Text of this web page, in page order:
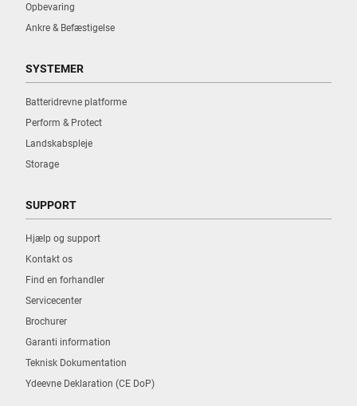
Opbevaring
Ankre & Befæstigelse
SYSTEMER
Batteridrevne platforme
Perform & Protect
Landskabspleje
Storage
SUPPORT
Hjælp og support
Kontakt os
Find en forhandler
Servicecenter
Brochurer
Garanti information
Teknisk Dokumentation
Ydeevne Deklaration (CE DoP)